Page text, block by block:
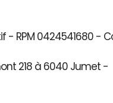
- RPM 0424541680 -
218 à 6040 Jumet -